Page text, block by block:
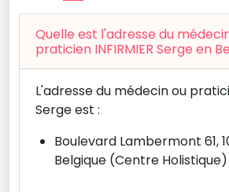
Quelle est l'adresse du
praticien INFIRMIER Serge en
L'adresse du médecin ou
Serge est :
Boulevard Lambermont 61,
Belgique (Centre Holistique)